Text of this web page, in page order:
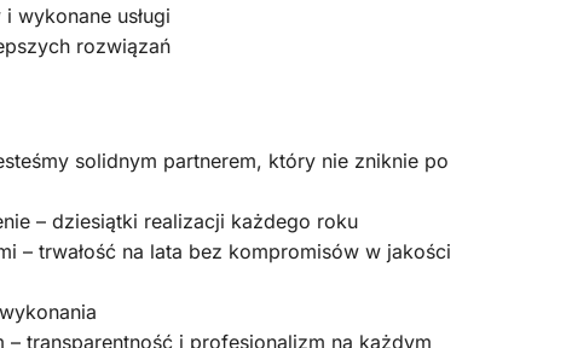
wykonane usługi
rozwiązań
solidnym partnerem, który nie zniknie po
– dziesiątki realizacji każdego roku
– trwałość na lata bez kompromisów w jakości
– transparentność i profesjonalizm na każdym